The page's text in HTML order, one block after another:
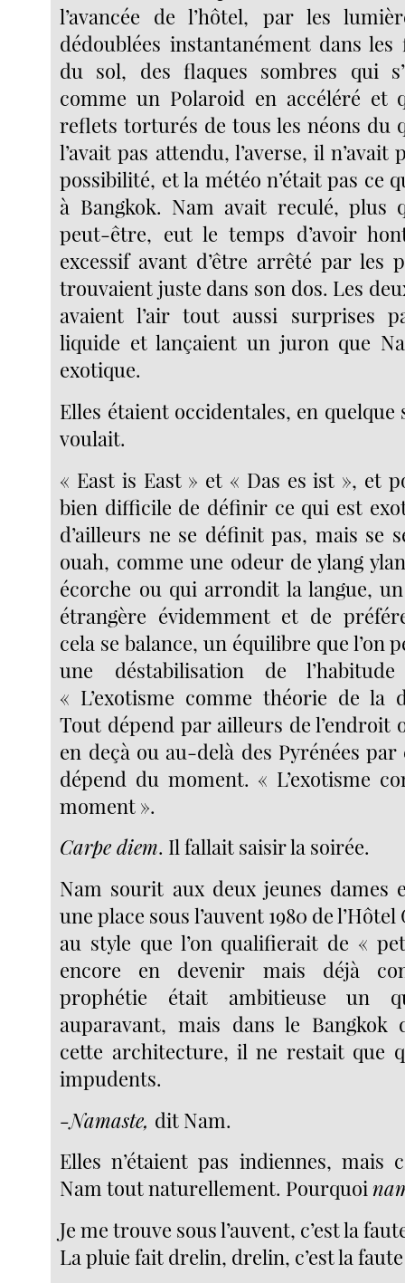
l’avancée de l’hôtel, par les
dédoublées instantanément dans les
du sol, des flaques sombres qui
comme un Polaroid en accéléré et
reflets torturés de tous les néons du
l’avait pas attendu, l’averse, il n’avait
possibilité, et la météo n’était pas ce
à Bangkok. Nam avait reculé, plus
peut-être, eut le temps d’avoir
excessif avant d’être arrêté par les
trouvaient juste dans son dos. Les
avaient l’air tout aussi surprises
liquide et lançaient un juron que
exotique.
Elles étaient occidentales, en quelque
voulait.
« East is East » et « Das es ist », et
bien difficile de définir ce qui est
d’ailleurs ne se définit pas, mais se
ouah, comme une odeur de ylang
écorche ou qui arrondit la langue,
étrangère évidemment et de
cela se balance, un équilibre que l’on
une déstabilisation de
« L’exotisme comme théorie de la
Tout dépend par ailleurs de l’endroit
en deçà ou au-delà des Pyrénées
dépend du moment. « L’exotisme
moment ».
Carpe diem. Il fallait saisir la soirée.
Nam sourit aux deux jeunes
une place sous l’auvent 1980 de
au style que l’on qualifierait de «
encore en devenir mais déjà
prophétie était ambitieuse un
auparavant, mais dans le Bangkok
cette architecture, il ne restait que
impudents.
-Namaste, dit Nam.
Elles n’étaient pas indiennes, mais
Nam tout naturellement. Pourquoi
Je me trouve sous l’auvent, c’est la
La pluie fait drelin, drelin, c’est la